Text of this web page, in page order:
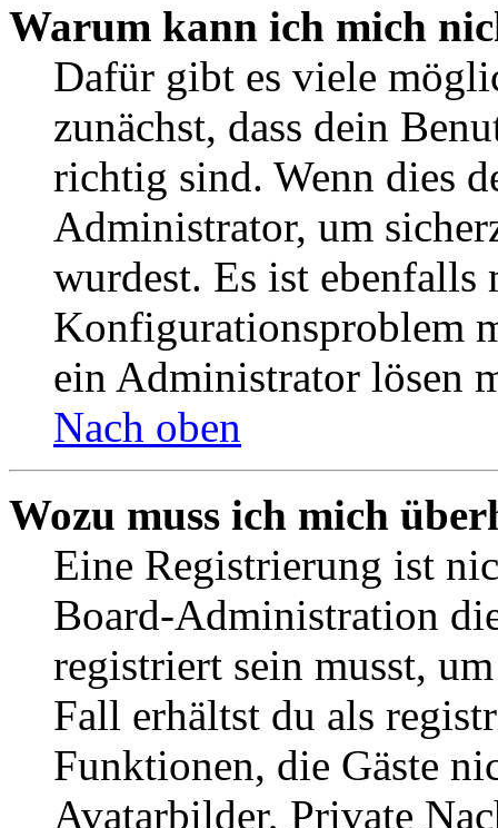
Warum kann ich mich
Dafür gibt es viele
zunächst, dass dein
richtig sind. Wenn dies
Administrator, um
wurdest. Es ist ebenfalls
Konfigurationsproblem
ein Administrator lösen
Nach oben
Wozu muss ich mich
Eine Registrierung ist
Board-Administration
registriert sein musst,
Fall erhältst du als
Funktionen, die Gäste
Avatarbilder, Private